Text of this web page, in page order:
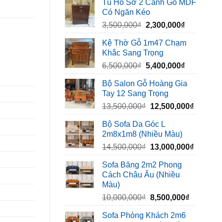
là:
450,000₫.
tại
320,000₫.
Tủ Hồ Sơ 2 Cánh Gỗ MDF
Có Ngăn Kéo
3,500,000₫ Giá
là:
3,500,000₫.
2,300,000₫Giá
tại
Kệ Thờ Gỗ 1m47 Chạm
Khắc Sang Trọng
6,500,000₫ Giá
là:
6,500,000₫.
5,400,000₫Giá
tại
Bộ Salon Gỗ Hoàng Gia
Tay 12 Sang Trọng
13,500,000₫ Giá
là:
13,500,000₫.
12,500,000₫Giá
Bộ Sofa Da Góc L
2m8x1m8 (Nhiều Màu)
14,500,000₫ Giá
là:
14,500,000₫.
13,000,000₫Giá
Sofa Băng 2m2 Phong
Cách Châu Âu (Nhiều
Màu)
10,000,000₫ Giá
là:
8,500,000₫Giá
Sofa Phòng Khách 2m6